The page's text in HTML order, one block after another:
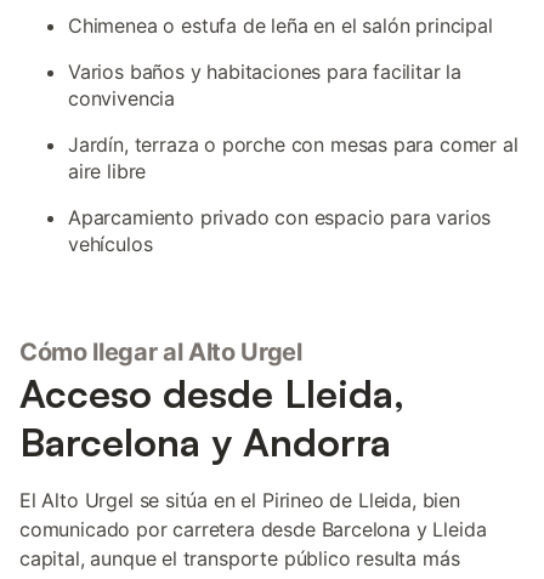
Chimenea o estufa de leña en el salón principal
Varios baños y habitaciones para facilitar la
convivencia
Jardín, terraza o porche con mesas para comer al
aire libre
Aparcamiento privado con espacio para varios
vehículos
Cómo llegar al Alto Urgel
Acceso desde Lleida,
Barcelona y Andorra
El Alto Urgel se sitúa en el Pirineo de Lleida, bien
comunicado por carretera desde Barcelona y Lleida
capital, aunque el transporte público resulta más